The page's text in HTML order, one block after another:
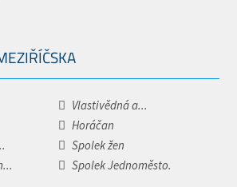
Vlastivědná a...
Horáčan
Spolek žen
Spolek Jednoměsto.